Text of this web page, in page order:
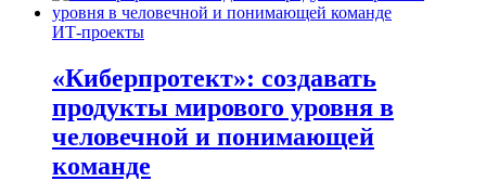
ИТ-проекты
«Киберпротект»: создавать
продукты мирового уровня в
человечной и понимающей
команде